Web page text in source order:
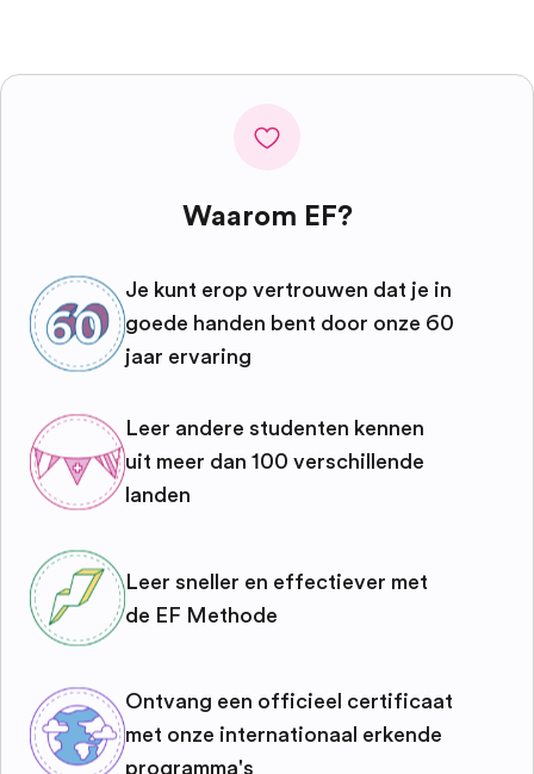
Waarom EF?
Je kunt erop vertrouwen dat je in
goede handen bent door onze 60
jaar ervaring
Leer andere studenten kennen
uit meer dan 100 verschillende
landen
Leer sneller en effectiever met
de EF Methode
Ontvang een officieel certificaat
met onze internationaal erkende
programma's